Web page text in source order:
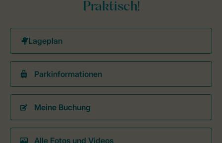
Praktisch!
Parkinformationen
Meine Buchung
Alle Fotos und Videos